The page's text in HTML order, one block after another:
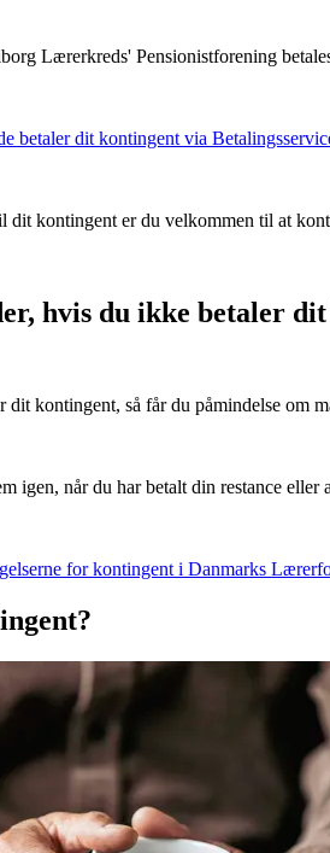
Lærerkreds' Pensionistforening
betaler dit kontingent via
dit kontingent er du velkommen til at
hvis du ikke betaler
kontingent, så får du påmindelse om
igen, når du har betalt din restance
for kontingent i Danmarks